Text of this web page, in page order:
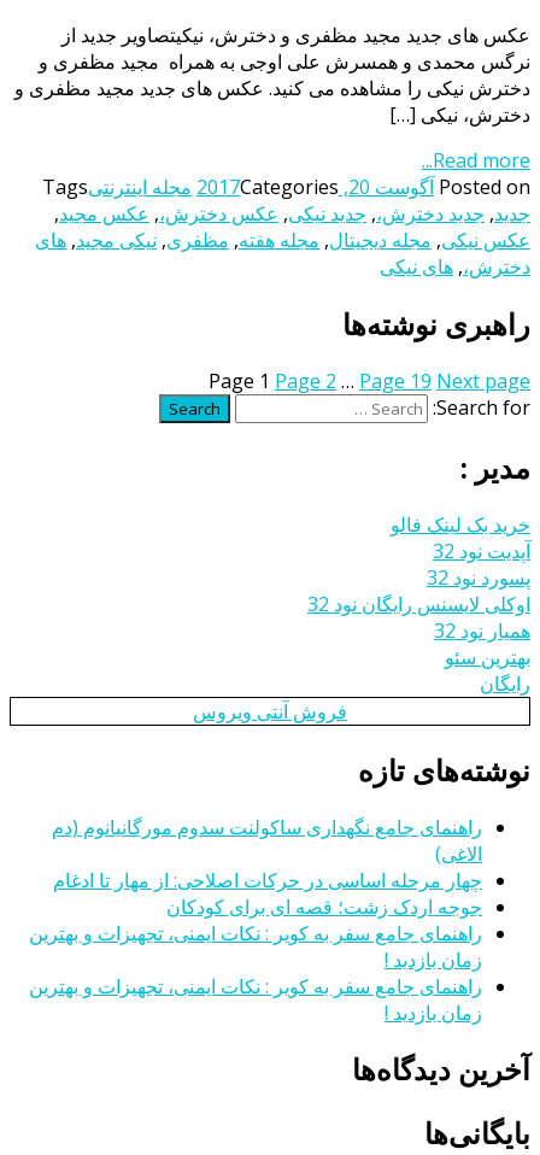
عکس های جدید مجید مظفری و دخترش، نیکیتصاویر جدید از
نرگس محمدی و همسرش علی اوجی به همراه مجید مظفری و
دخترش نیکی را مشاهده می کنید. عکس های جدید مجید مظفری و
دخترش، نیکی […]
Read more...
Posted on آگوست 20, 2017 Categories مجله اینترنتیTags
جدید, جدید دخترش،, جدید نیکی, عکس دخترش،, عکس مجید,
عکس نیکی, مجله دیجیتال, مجله هفته, مظفری, نیکی مجید, های
دخترش،, های نیکی
راهبری نوشته‌ها
Page 1 Page 2 … Page 19 Next page
Search for:
Search
مدیر :
خرید بک لینک فالو
آپدیت نود 32
پسورد نود 32
اوکلی لایسنس رایگان نود 32
همیار نود 32
بهترین سئو
رایگان
فروش آنتی ویروس
نوشته‌های تازه
راهنمای جامع نگهداری ساکولنت سدوم مورگانیانوم (دم
الاغی)
چهار مرحله اساسی در حرکات اصلاحی: از مهار تا ادغام
جوجه اردک زشت؛ قصه ای برای کودکان
راهنمای جامع سفر به کویر : نکات ایمنی، تجهیزات و بهترین
زمان بازدید !
راهنمای جامع سفر به کویر : نکات ایمنی، تجهیزات و بهترین
زمان بازدید !
آخرین دیدگاه‌ها
بایگانی‌ها